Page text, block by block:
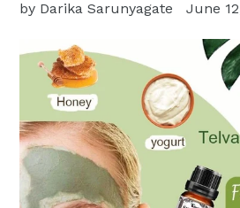
by Darika Sarunyagate June